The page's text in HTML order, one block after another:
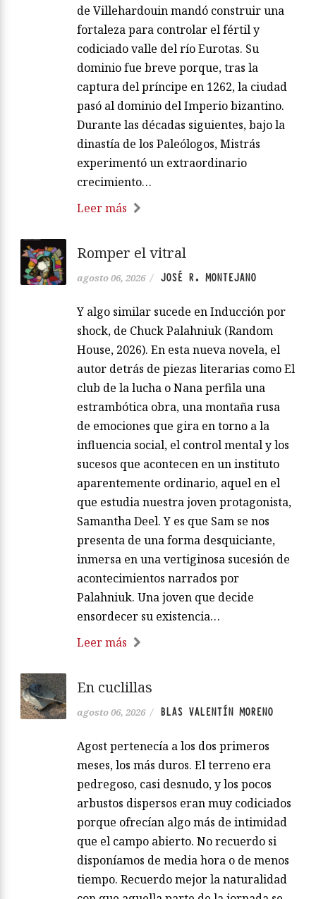
de Villehardouin mandó construir una
fortaleza para controlar el fértil y
codiciado valle del río Eurotas. Su
dominio fue breve porque, tras la
captura del príncipe en 1262, la ciudad
pasó al dominio del Imperio bizantino.
Durante las décadas siguientes, bajo la
dinastía de los Paleólogos, Mistrás
experimentó un extraordinario
crecimiento…
Leer más
Romper el vitral
agosto 06, 2026 / JOSÉ R. MONTEJANO
Y algo similar sucede en Inducción por
shock, de Chuck Palahniuk (Random
House, 2026). En esta nueva novela, el
autor detrás de piezas literarias como El
club de la lucha o Nana perfila una
estrambótica obra, una montaña rusa
de emociones que gira en torno a la
influencia social, el control mental y los
sucesos que acontecen en un instituto
aparentemente ordinario, aquel en el
que estudia nuestra joven protagonista,
Samantha Deel. Y es que Sam se nos
presenta de una forma desquiciante,
inmersa en una vertiginosa sucesión de
acontecimientos narrados por
Palahniuk. Una joven que decide
ensordecer su existencia…
Leer más
En cuclillas
agosto 06, 2026 / BLAS VALENTÍN MORENO
Agost pertenecía a los dos primeros
meses, los más duros. El terreno era
pedregoso, casi desnudo, y los pocos
arbustos dispersos eran muy codiciados
porque ofrecían algo más de intimidad
que el campo abierto. No recuerdo si
disponíamos de media hora o de menos
tiempo. Recuerdo mejor la naturalidad